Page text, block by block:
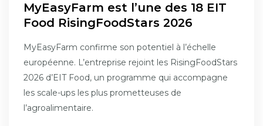
MyEasyFarm est l’une des 18 EIT
Food RisingFoodStars 2026
MyEasyFarm confirme son potentiel à l’échelle
européenne. L’entreprise rejoint les RisingFoodStars
2026 d’EIT Food, un programme qui accompagne
les scale-ups les plus prometteuses de
l’agroalimentaire.